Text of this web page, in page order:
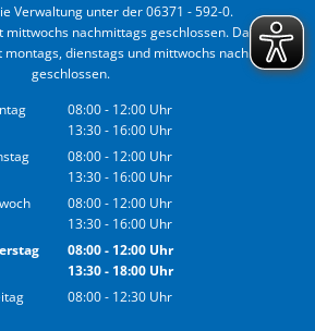
Verwaltung unter der 06371 - 592-0.
mittwochs nachmittags geschlossen. Das
montags, dienstags und mittwochs nachmittags
geschlossen.
08:00- 12:00 Uhr
Von 08:00 bis 12:00 Uhr
13:30- 16:00 Uhr
Von 13:30 bis 16:00 Uhr
08:00- 12:00 Uhr
Von 08:00 bis 12:00 Uhr
13:30- 16:00 Uhr
Von 13:30 bis 16:00 Uhr
08:00- 12:00 Uhr
Von 08:00 bis 12:00 Uhr
13:30- 16:00 Uhr
Von 13:30 bis 16:00 Uhr
08:00- 12:00Uhr
Von 08:00 bis 12:00 Uhr
13:30- 18:00Uhr
Von 13:30 bis 18:00 Uhr
08:00- 12:30 Uhr